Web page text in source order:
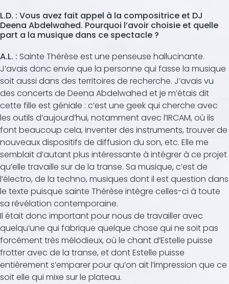
L.D. : Vous avez fait appel à la compositrice et DJ
Deena Abdelwahed. Pourquoi l’avoir choisie et quelle
part a la musique dans ce spectacle ?
A.L. : Sainte Thérèse est une penseuse hallucinante.
J’avais donc envie que la personne qui fasse la musique
soit aussi dans des territoires de recherche. J’avais vu
des concerts de Deena Abdelwahed et je m’étais dit
cette fille est géniale : c’est une geek qui cherche avec
les outils d’aujourd’hui, notamment avec l’IRCAM, où ils
font beaucoup cela, inventer des instruments, trouver de
nouveaux dispositifs de diffusion du son, etc. Elle me
semblait d’autant plus intéressante à intégrer à ce projet
qu’elle travaille sur de la transe. Sa musique, c’est de
l’électro, de la techno, musiques dont il est question dans
le texte puisque sainte Thérèse intègre celles-ci à toute
sa révélation contemporaine.
Il était donc important pour nous de travailler avec
quelqu’une qui fabrique quelque chose qui ne soit pas
forcément très mélodieux, où le chant d’Estelle puisse
frotter avec de la transe, et dont Estelle puisse
entièrement s’emparer pour qu’on ait l’impression que ce
soit elle qui mixe sur le plateau.